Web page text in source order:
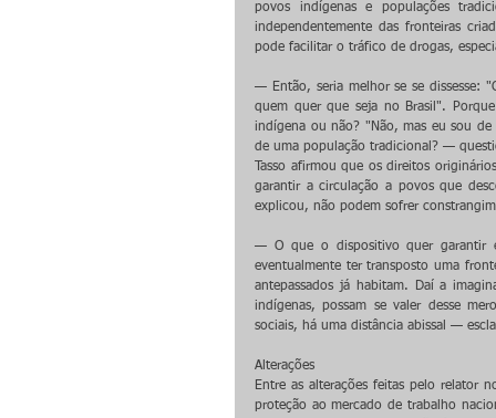
povos indígenas e populações
independentemente das fronteiras
pode facilitar o tráfico de drogas,
— Então, seria melhor se se dissesse:
quem quer que seja no Brasil".
indígena ou não? "Não, mas eu sou
de uma população tradicional? —
Tasso afirmou que os direitos
garantir a circulação a povos que
explicou, não podem sofrer
— O que o dispositivo quer garantir
eventualmente ter transposto uma
antepassados já habitam. Daí a
indígenas, possam se valer desse
sociais, há uma distância abissal —
Alterações
Entre as alterações feitas pelo relator
proteção ao mercado de trabalho